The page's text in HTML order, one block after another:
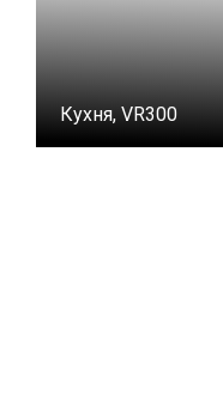
Кухня, VR300